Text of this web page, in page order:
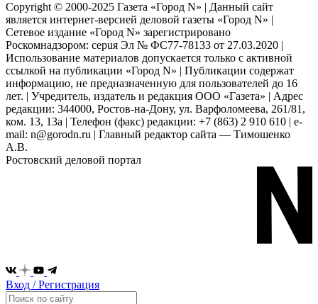
Copyright © 2000-2025 Газета «Город N» | Данный сайт
является интернет-версией деловой газеты «Город N» |
Сетевое издание «Город N» зарегистрировано
Роскомнадзором: серuя Эл № ФС77-78133 от 27.03.2020 |
Использование материалов допускается только с активной
ссылкой на публикации «Город N» | Публикации содержат
информацию, не предназначенную для пользователей до 16
лет. | Учредитель, издатель и редакция ООО «Газета» | Адрес
редакции: 344000, Ростов-на-Дону, ул. Варфоломеева, 261/81,
ком. 13, 13а | Телефон (факс) редакции: +7 (863) 2 910 610 | e-
mail: n@gorodn.ru | Главный редактор сайта — Тимошенко
А.В.
Ростовский деловой портал
Вход / Регистрация